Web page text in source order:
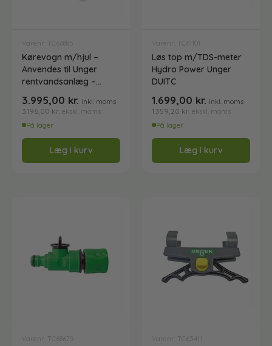
Varenr: TC66885
Kørevogn m/hjul –
Anvendes til Unger
rentvandsanlæg –
3.995,00 kr. inkl. moms
3.196,00 kr. ekskl. moms
På lager
Læg i kurv
Varenr: TC61101
Løs top m/TDS-meter
Hydro Power Unger
DUITC
1.699,00 kr. inkl. moms
1.359,20 kr. ekskl. moms
På lager
Læg i kurv
Varenr: TC68679 Varenr: TC65411